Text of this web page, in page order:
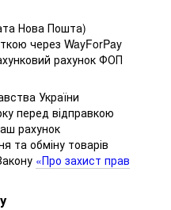
Нова Пошта)
через WayForPay
рахунок ФОП
України
перед відправкою
рахунок
та обміну товарів
«Про захист прав